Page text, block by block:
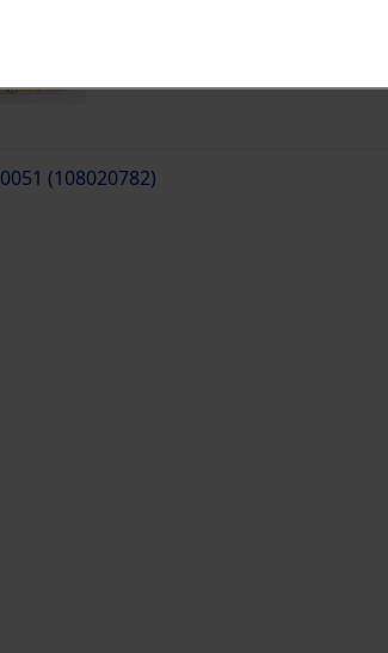
0051 (108020782)